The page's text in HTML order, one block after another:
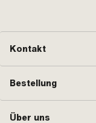
Kontakt
Bestellung
Über uns